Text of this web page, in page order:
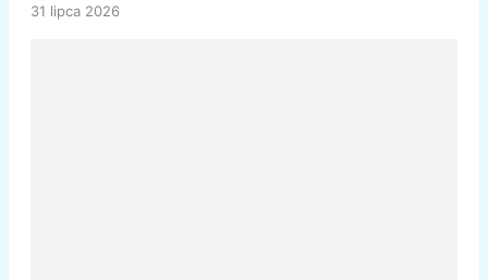
31 lipca 2026